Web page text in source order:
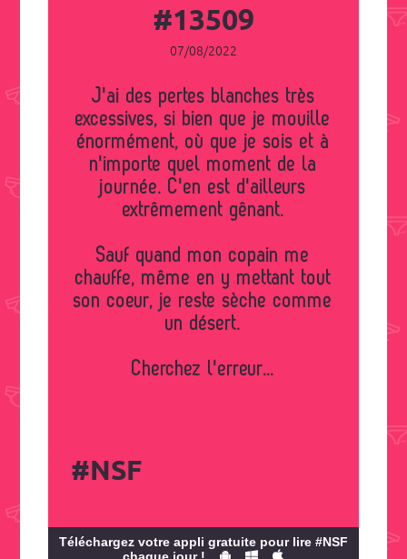
#13509
07/08/2022
J'ai des pertes blanches très
excessives, si bien que je mouille
énormément, où que je sois et à
n'importe quel moment de la
journée. C'en est d'ailleurs
extrêmement gênant.
Sauf quand mon copain me
chauffe, même en y mettant tout
son coeur, je reste sèche comme
un désert.
Cherchez l'erreur...
#NSF
Téléchargez votre appli gratuite pour lire #NSF